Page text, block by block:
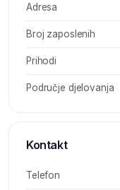
Adresa
Broj zaposlenih
Prihodi
Područje djelovanja
Kontakt
Telefon